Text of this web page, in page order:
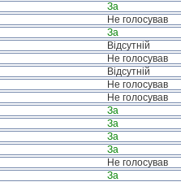
За
Не голосував
За
Відсутній
Не голосував
Відсутній
Не голосував
Не голосував
За
За
За
За
Не голосував
За